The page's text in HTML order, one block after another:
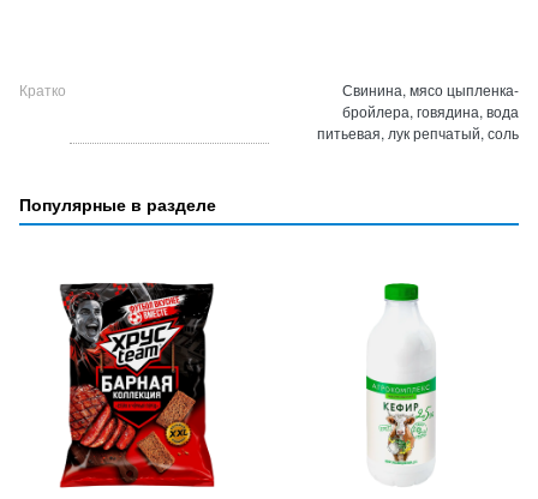
Кратко
Свинина, мясо цыпленка-
бройлера, говядина, вода
питьевая, лук репчатый, соль
Популярные в разделе